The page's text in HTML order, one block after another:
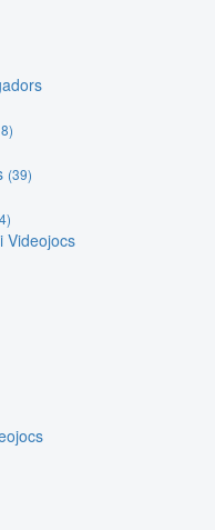
(39)
Videojocs